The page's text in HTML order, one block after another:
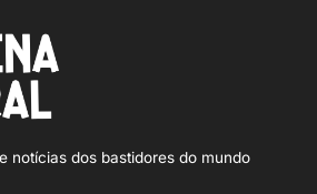
notícias dos bastidores do mundo